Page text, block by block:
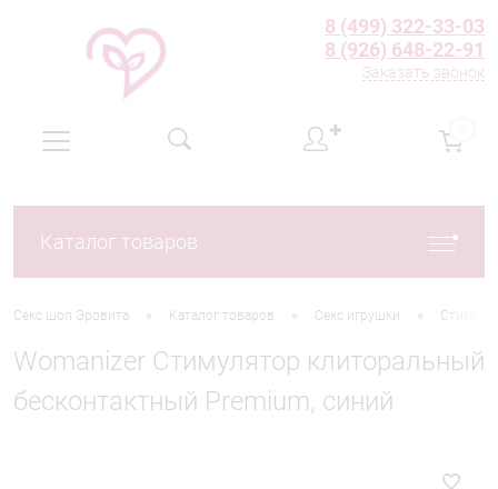
8 (499) 322-33-03
8 (926) 648-22-91
Заказать звонок
✚
Каталог товаров
Секс шоп Эровита Каталог товаров Секс игрушки
Womanizer Стимулятор клиторальный
бесконтактный Premium, синий